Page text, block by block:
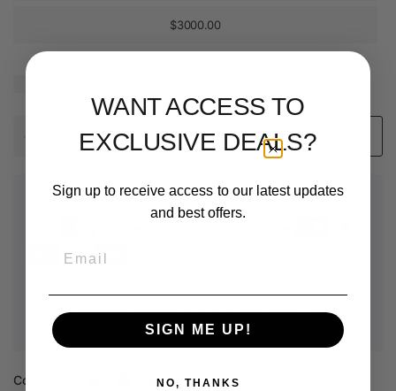
$3000.00
Agregar al carrito
Pago y seguridad
acceso a la información de tu tarjeta de crédito.
Compartir:
WANT ACCESS TO
EXCLUSIVE DEALS?
Sign up to receive access to our latest updates
and best offers.
SIGN ME UP!
NO, THANKS